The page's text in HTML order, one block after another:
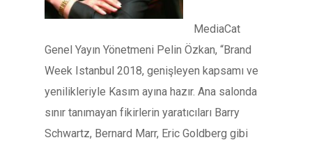
MediaCat
Genel Yayın Yönetmeni Pelin Özkan, “Brand
Week Istanbul 2018, genişleyen kapsamı ve
yenilikleriyle Kasım ayına hazır. Ana salonda
sınır tanımayan fikirlerin yaratıcıları Barry
Schwartz, Bernard Marr, Eric Goldberg gibi